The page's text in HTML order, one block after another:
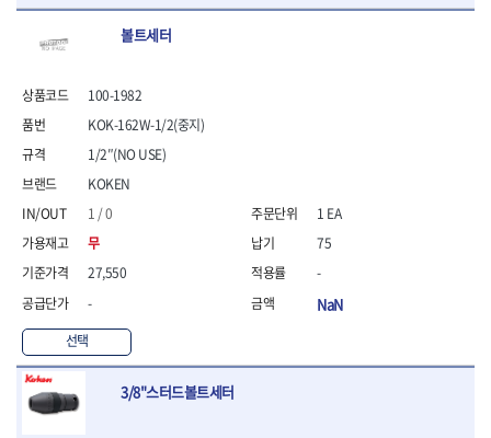
- 편구스패너
- 플라이어
- 스냅링플라이어
- 그룹조인트플라이어
- 케이블커터
- 바이스플라이어
- 옵셋렌치
- 공구함세트
- 콤비네이션렌치
- 라쳇콤비네이션렌치
- 라쳇옵셋렌치
- 콤비네이션렌치세트
- 양구스패너세트
볼트세터
100-1982
KOKEN
1 / 0
무
27,550
-
선택
KOK-162W-1/2(중지)
1/2″(NO USE)
1 EA
75
-
NaN
3/8"스터드볼트세터